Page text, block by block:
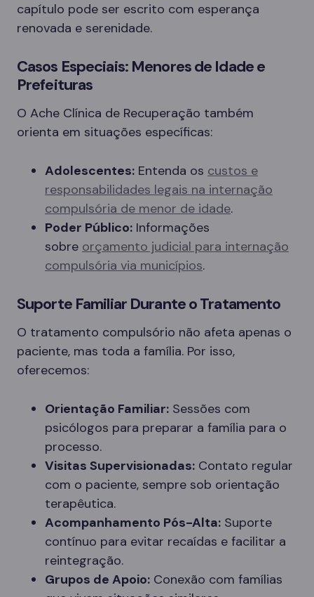
capítulo pode ser escrito com esperança
renovada e serenidade.
Casos Especiais: Menores de Idade e
Prefeituras
O Ache Clínica de Recuperação também
orienta em situações específicas:
Adolescentes: Entenda os custos e
responsabilidades legais na internação
compulsória de menor de idade.
Poder Público: Informações
sobre orçamento judicial para internação
compulsória via municípios.
Suporte Familiar Durante o Tratamento
O tratamento compulsório não afeta apenas o
paciente, mas toda a família. Por isso,
oferecemos:
Orientação Familiar: Sessões com
psicólogos para preparar a família para o
processo.
Visitas Supervisionadas: Contato regular
com o paciente, sempre sob orientação
terapêutica.
Acompanhamento Pós-Alta: Suporte
contínuo para evitar recaídas e facilitar a
reintegração.
Grupos de Apoio: Conexão com famílias